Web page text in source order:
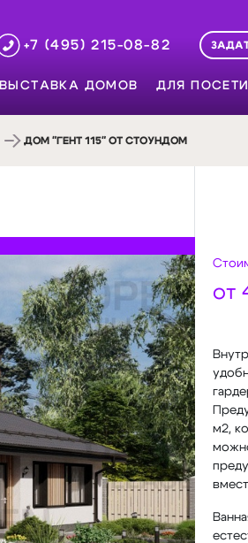
+7 (495) 215-08-82
ВЫСТАВКА ДОМОВ ДЛЯ
ДОМ "ГЕНТ 115" ОТ СТОУНДОМ
от
м2,